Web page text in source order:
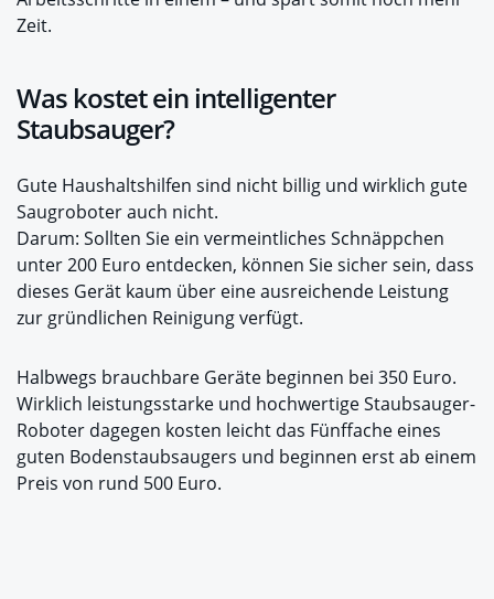
Zeit.
Was kostet ein intelligenter
Staubsauger?
Gute Haushaltshilfen sind nicht billig und wirklich gute
Saugroboter auch nicht.
Darum: Sollten Sie ein vermeintliches Schnäppchen
unter 200 Euro entdecken, können Sie sicher sein, dass
dieses Gerät kaum über eine ausreichende Leistung
zur gründlichen Reinigung verfügt.
Halbwegs brauchbare Geräte beginnen bei 350 Euro.
Wirklich leistungsstarke und hochwertige Staubsauger-
Roboter dagegen kosten leicht das Fünffache eines
guten Bodenstaubsaugers und beginnen erst ab einem
Preis von rund 500 Euro.